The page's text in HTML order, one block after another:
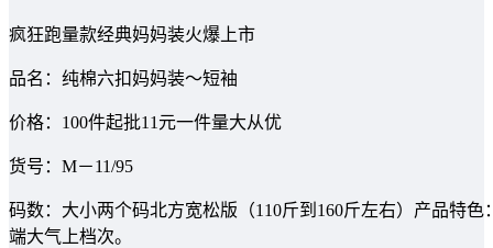
疯狂跑量款经典妈妈装火爆上市
品名：纯棉六扣妈妈装～短袖
价格：100件起批11元一件量大从优
货号：M－11/95
码数：大小两个码北方宽松版（110斤到160斤左右）产品特
端大气上档次。